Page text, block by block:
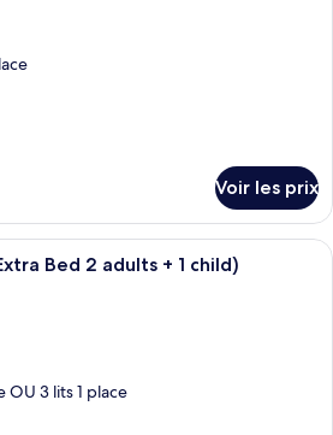
Voir les prix
Une chambre d’hôtel moderne
Bed 2 adults + 1 child)
OU 3 lits 1 place